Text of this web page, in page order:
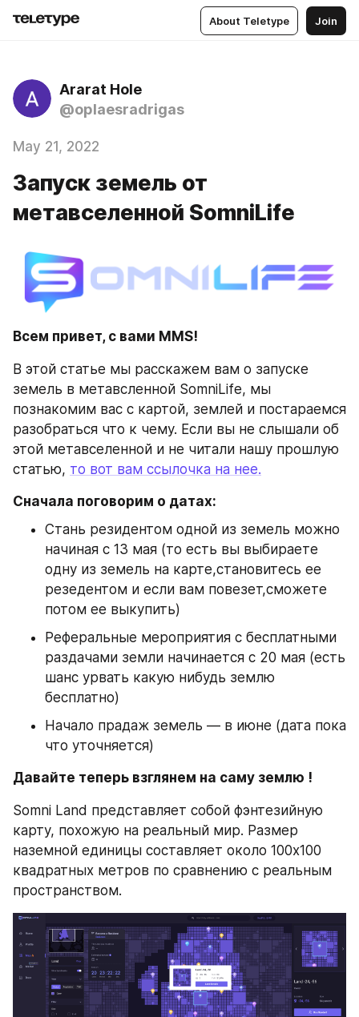
About Teletype Join
Ararat Hole
@oplaesradrigas
May 21, 2022
Запуск земель от
метавселенной SomniLife
Всем привет, с вами MMS!
В этой статье мы расскажем вам о запуске
земель в метавсленной SomniLife, мы
познакомим вас с картой, землей и постараемся
разобраться что к чему. Если вы не слышали об
этой метавселенной и не читали нашу прошлую
статью, то вот вам ссылочка на нее.
Сначала поговорим о датах:
Стань резидентом одной из земель можно
начиная с 13 мая (то есть вы выбираете
одну из земель на карте,становитесь ее
резедентом и если вам повезет,сможете
потом ее выкупить)
Реферальные мероприятия с бесплатными
раздачами земли начинается с 20 мая (есть
шанс урвать какую нибудь землю
бесплатно)
Начало прадаж земель — в июне (дата пока
что уточняется)
Давайте теперь взглянем на саму землю !
Somni Land представляет собой фэнтезийную
карту, похожую на реальный мир. Размер
наземной единицы составляет около 100x100
квадратных метров по сравнению с реальным
пространством.​